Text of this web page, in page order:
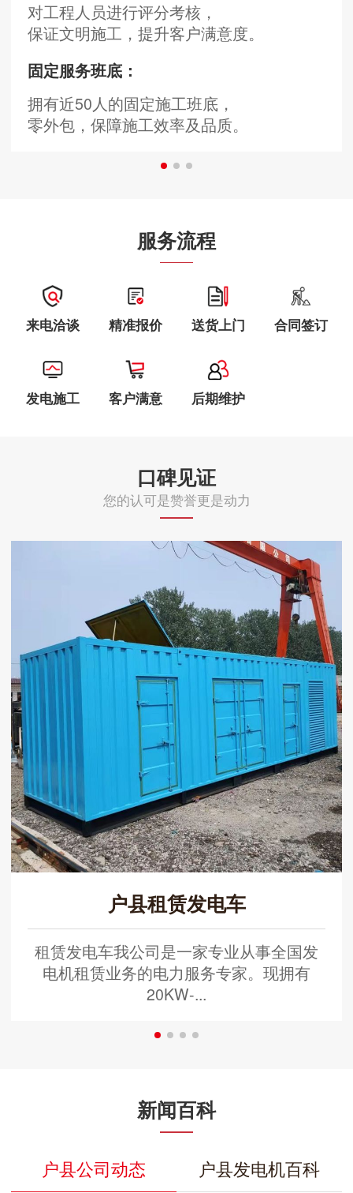
对工程人员进行评分考核，
保证文明施工，提升客户满意度。
固定服务班底：
拥有近50人的固定施工班底，
零外包，保障施工效率及品质。
服务流程
来电洽谈 精准报价 送货上门 合同签订
发电施工 客户满意 后期维护
口碑见证
您的认可是赞誉更是动力
户县租赁发电车
租赁发电车我公司是一家专业从事全国发
电机租赁业务的电力服务专家。现拥有
20KW-...
新闻百科
户县公司动态 户县发电机百科